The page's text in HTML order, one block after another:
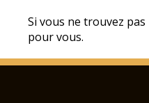
Si vous ne trouvez
pour vous.